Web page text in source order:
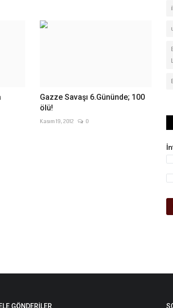
Gazze Savaşı 6.Gününde; 100
ölü!
Kasım 19, 2012 0
GÖNDERILER